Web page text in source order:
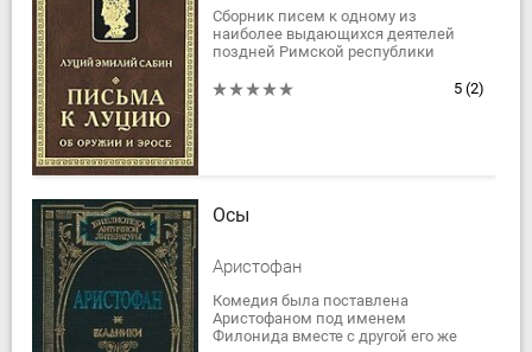
Сборник писем к одному из
наиболее выдающихся деятелей
поздней Римской республики
представляет собой своего рода
5 (2)
Осы
Аристофан
Комедия была поставлена
Аристофаном под именем
Филонида вместе с другой его же